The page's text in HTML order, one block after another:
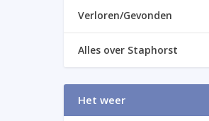
Verloren/Gevonden
Alles over Staphorst
Het weer